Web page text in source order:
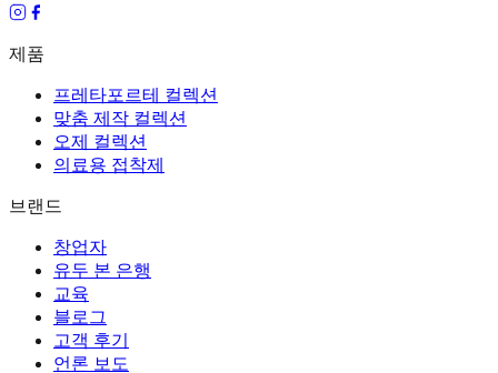
제품
프레타포르테 컬렉션
맞춤 제작 컬렉션
오제 컬렉션
의료용 접착제
브랜드
창업자
유두 본 은행
교육
블로그
고객 후기
언론 보도